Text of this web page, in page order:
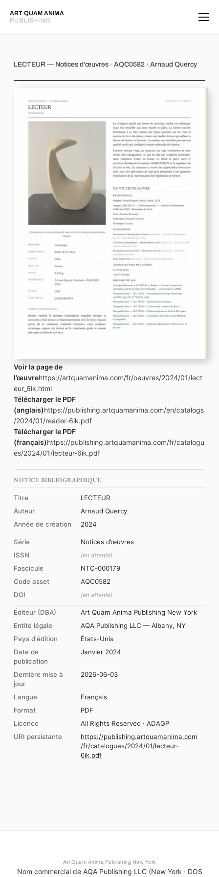
ART QUAM ANIMA
PUBLISHING
LECTEUR
LECTEUR — Notices d’œuvres · AQC0582 · Arnaud Quercy
Voir la page de
l’œuvrehttps://artquamanima.com/fr/oeuvres/2024/01/lect
eur_6ik.html
Télécharger le PDF
(anglais)https://publishing.artquamanima.com/en/catalogs
/2024/01/reader-6ik.pdf
Télécharger le PDF
(français)https://publishing.artquamanima.com/fr/catalogu
es/2024/01/lecteur-6ik.pdf
NOTICE BIBLIOGRAPHIQUE
Titre
LECTEUR
Auteur
Arnaud Quercy
Année de création
2024
Série
Notices d’œuvres
ISSN
(en attente)
Fascicule
NTC-000179
Code asset
AQC0582
DOI
(en attente)
Éditeur (DBA)
Art Quam Anima Publishing New York
Entité légale
AQA Publishing LLC — Albany, NY
Pays d'édition
États-Unis
Date de
publication
Janvier 2024
Dernière mise à
jour
2026-06-03
Langue
Français
Format
PDF
Licence
All Rights Reserved · ADAGP
URI persistante
https://publishing.artquamanima.com
/fr/catalogues/2024/01/lecteur-
6ik.pdf
Art Quam Anima Publishing New York
Nom commercial de AQA Publishing LLC (New York · DOS